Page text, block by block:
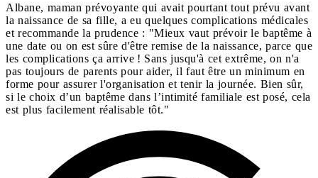
Albane, maman prévoyante qui avait pourtant tout prévu avant
la naissance de sa fille, a eu quelques complications médicales
et recommande la prudence : "Mieux vaut prévoir le baptême à
une date ou on est sûre d'être remise de la naissance, parce que
les complications ça arrive ! Sans jusqu'à cet extrême, on n'a
pas toujours de parents pour aider, il faut être un minimum en
forme pour assurer l'organisation et tenir la journée. Bien sûr,
si le choix d’un baptême dans l’intimité familiale est posé, cela
est plus facilement réalisable tôt."